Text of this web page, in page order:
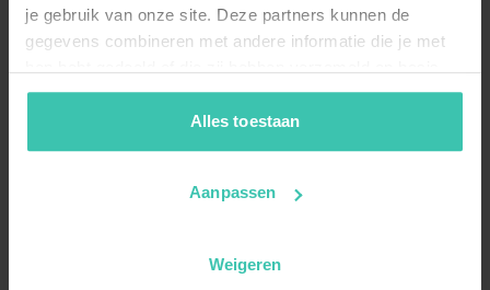
je gebruik van onze site. Deze partners kunnen de
gegevens combineren met andere informatie die je met
van je gebruik van hun diensten. Zo zorgen we ervoor dat
jouw vakantiezoektocht soepel en op maat verloopt!
Alles toestaan
Aanpassen
Weigeren
Oui, certains de nos hébergements acceptent les
plus de tranquillité, vérifiez si la maison dispose d'un
lors de votre recherche.